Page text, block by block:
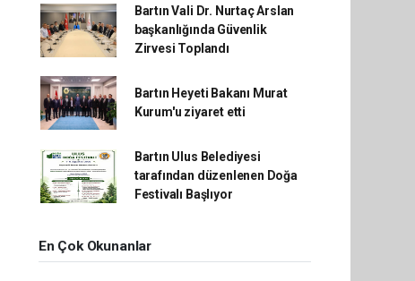
Bartın Vali Dr. Nurtaç Arslan
başkanlığında Güvenlik
Zirvesi Toplandı
Bartın Heyeti Bakanı Murat
Kurum'u ziyaret etti
Bartın Ulus Belediyesi
tarafından düzenlenen Doğa
Festivalı Başlıyor
En Çok Okunanlar